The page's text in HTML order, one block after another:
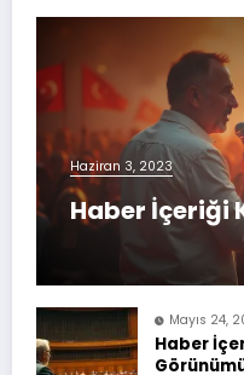
Haziran 3, 2023
Haber İçeriği
Mayıs 24,
Haber